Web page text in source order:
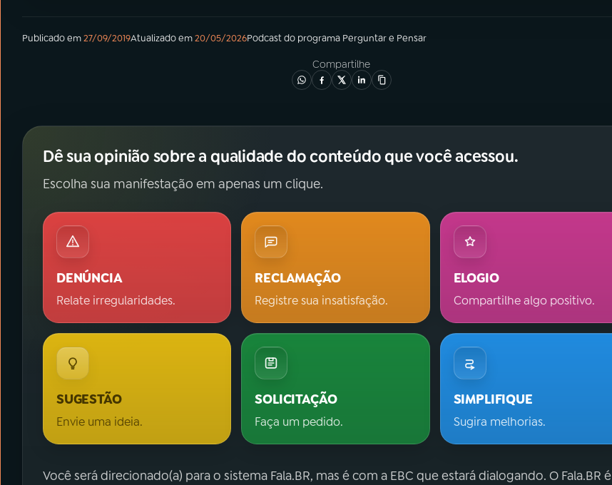
Publicado em27/09/2019Atualizado em20/05/2026Podcastdo programa Perguntar e Pensar
Compartilhe
Dê sua opinião sobre a qualidade do conteúdo que você acessou.
Escolha sua manifestação em apenas um clique.
DENÚNCIA
Relate irregularidades.
RECLAMAÇÃO
Registre sua insatisfação.
ELOGIO
Compartilhe algo positivo.
SUGESTÃO
Envie uma ideia.
SOLICITAÇÃO
Faça um pedido.
SIMPLIFIQUE
Sugira melhorias.
Você será direcionado(a) para o sistema Fala.BR, mas é com a EBC que estará dialogando. O Fala.BR é